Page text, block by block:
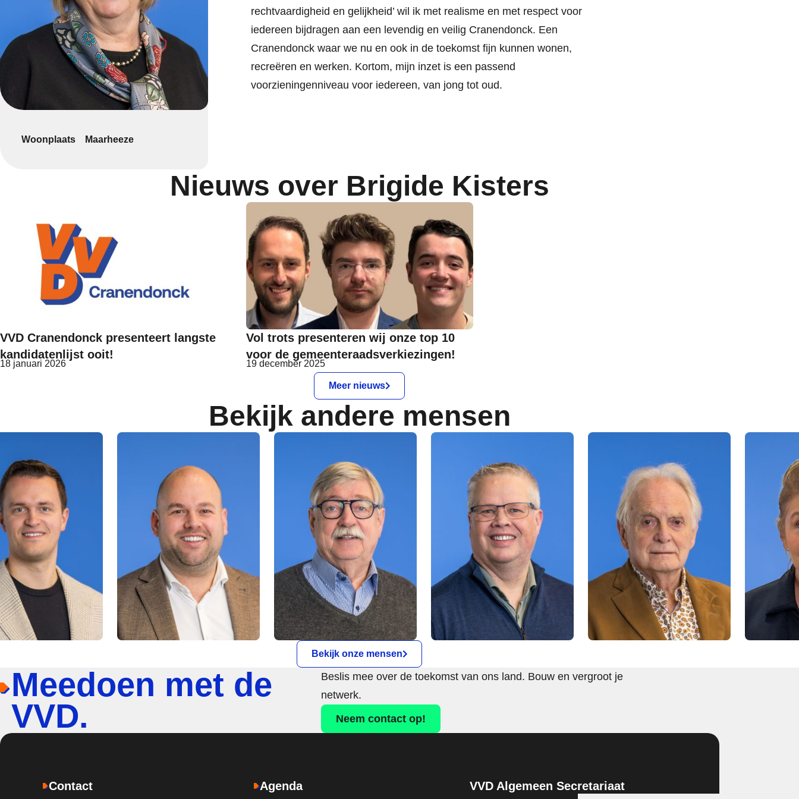
Woonplaats Maarheeze
rechtvaardigheid en gelijkheid’ wil ik met realisme en met respect voor
iedereen bijdragen aan een levendig en veilig Cranendonck. Een
Cranendonck waar we nu en ook in de toekomst fijn kunnen wonen,
recreëren en werken. Kortom, mijn inzet is een passend
voorzieningenniveau voor iedereen, van jong tot oud.
Nieuws over Brigide Kisters
VVD Cranendonck presenteert langste
kandidatenlijst ooit!
18 januari 2026
Vol trots presenteren wij onze top 10
voor de gemeenteraadsverkiezingen!
19 december 2025
Meer nieuws
Bekijk andere mensen
Bekijk onze mensen
Meedoen met de
VVD.
Beslis mee over de toekomst van ons land. Bouw en vergroot je
netwerk.
Neem contact op!
Contact Agenda VVD Algemeen Secretariaat